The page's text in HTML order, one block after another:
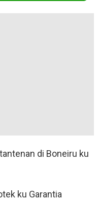
di Boneiru ku
ku Garantia